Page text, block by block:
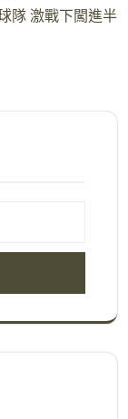
隊 激戰下闖進半